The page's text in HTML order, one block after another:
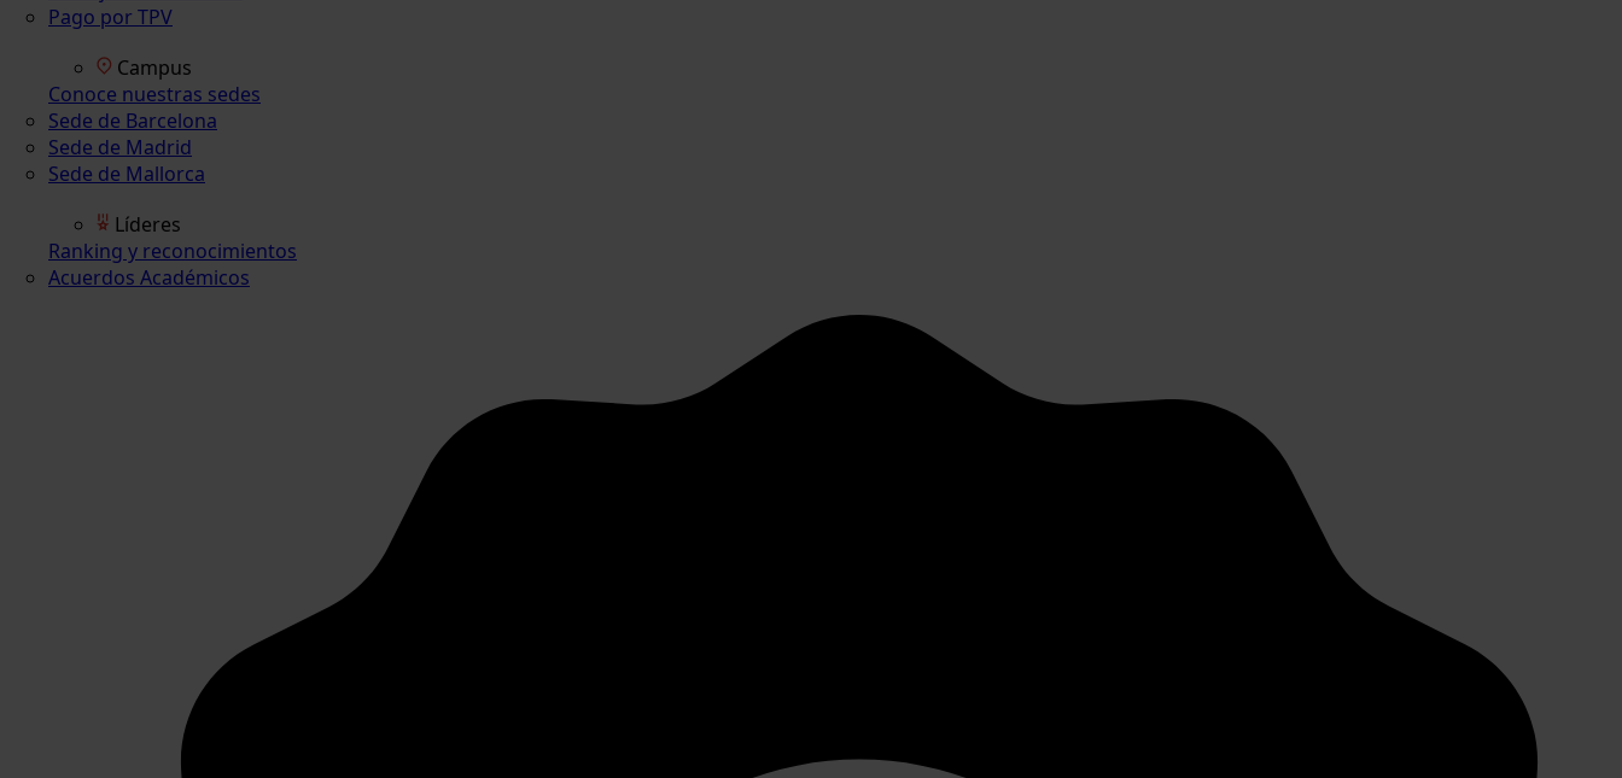
Pago por TPV
Campus
Conoce nuestras sedes
Sede de Barcelona
Sede de Madrid
Sede de Mallorca
Líderes
Ranking y reconocimientos
Acuerdos Académicos